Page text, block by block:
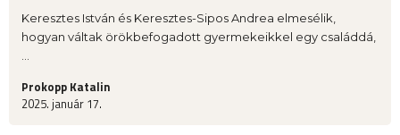
Keresztes István és Keresztes-Sipos Andrea elmesélik,
hogyan váltak örökbefogadott gyermekeikkel egy családdá,
...
Prokopp Katalin
2025. január 17.